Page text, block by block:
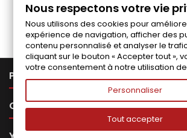
Follow us on
PRODUCTS
OUR COMPANY
Nous respectons votre vie
Nous utilisons des cookies pour
expérience de navigation, afficher des
contenu personnalisé et analyser le
cliquant sur le bouton « Accepter tout »,
votre consentement à notre utilisation
Personnaliser
Tout accepter